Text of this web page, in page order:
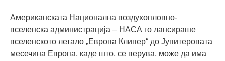
Американската Национална воздухопловно-
вселенска администрација – НАСА го лансираше
вселенското летало „Европа Клипер“ до Јупитеровата
месечина Европа, каде што, се верува, може да има